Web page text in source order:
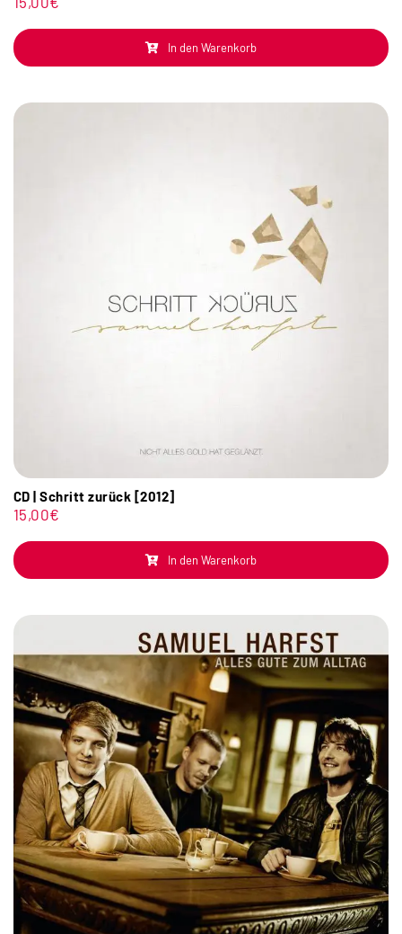
In den Warenkorb
CD | Schritt zurück [2012]
15,00€
In den Warenkorb